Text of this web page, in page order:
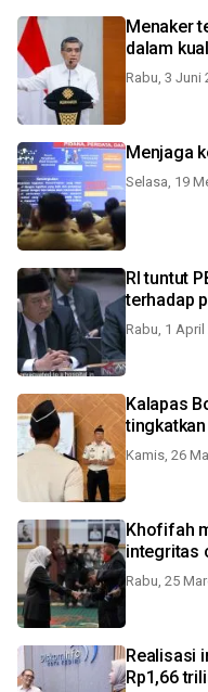
Menaker
dalam
Rabu, 3 Juni
Menjaga
Selasa, 19
RI tuntut
terhadap
Rabu, 1 April
Kalapas
Kamis, 26
Khofifah
integritas
Rabu, 25
Realisasi
Rp1,66